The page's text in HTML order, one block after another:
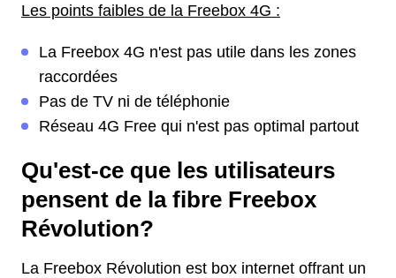
Les points faibles de la Freebox 4G :
La Freebox 4G n'est pas utile dans les zones
raccordées
Pas de TV ni de téléphonie
Réseau 4G Free qui n'est pas optimal partout
Qu'est-ce que les utilisateurs
pensent de la fibre Freebox
Révolution?
La Freebox Révolution est box internet offrant un